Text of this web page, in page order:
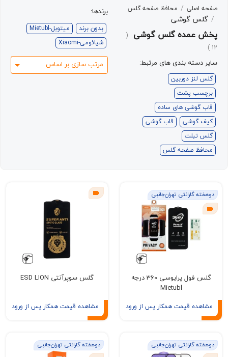
/ محافظ صفحه گلس
گوشی
گلس گوشی
بندی های مرتبط:
دوربین
پشت
های ساده
قاب گوشی
صفحه گلس
برندها:
میتوبل-Mietubl
مرتب سازی بر اساس
تهران‌جانبی
گلس فول پرایوسی 360 درجه
قیمت همکار پس از ورود
گلس سوپرآنتی ESD LION
مشاهده قیمت همکار پس از ورود
تهران‌جانبی دوهفته گارانتی تهران‌جانبی